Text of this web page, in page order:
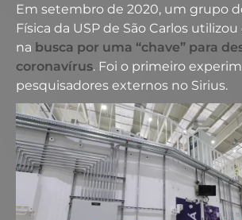
Em setembro de 2020, um grupo
Física da USP de São Carlos
na busca por uma “chave” para
coronavírus. Foi o primeiro
pesquisadores externos no Sirius.